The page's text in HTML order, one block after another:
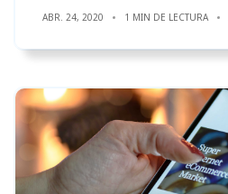
ABR. 24, 2020 1 MIN DE LECTURA